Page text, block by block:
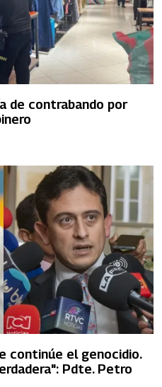
de contrabando por
continúe el genocidio.
Pdte. Petro